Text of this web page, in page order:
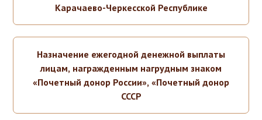
Карачаево-Черкесской Республике
Назначение ежегодной денежной выплаты
лицам, награжденным нагрудным знаком
«Почетный донор России», «Почетный донор
СССР